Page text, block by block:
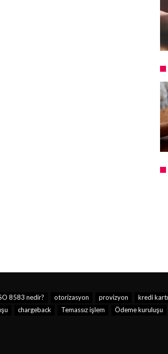
8583 nedir? otorizasyon provizyon kredi kartı
chargeback Temassız işlem Ödeme kuruluşu